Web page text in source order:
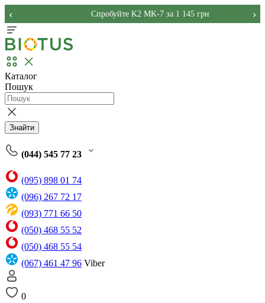
Спробуйте K2 MK-7 за 1 145 грн
‹ ›
Каталог
Пошук
Знайти
(044) 545 77 23
(095) 898 01 74
(096) 267 72 17
(093) 771 66 50
(050) 468 55 52
(050) 468 55 54
(067) 461 47 96 Viber
0